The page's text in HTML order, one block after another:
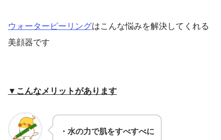
ウォーターピーリングはこんな悩みを解決してくれる
美顔器です
▼こんなメリットがあります
・水の力で肌をすべすべに